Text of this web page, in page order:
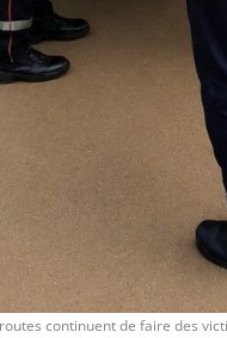
continuent de faire des